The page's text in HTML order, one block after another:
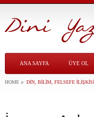
ANA SAYFA ÜYE OL
HOME DIN, BILIM, FELSEFE İLIŞKISI